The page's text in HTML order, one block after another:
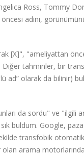
Ross, Tommy
adını,
[X]", "ameliyattan
tahminler, bir trans
ad” olarak da bilinir)
da sordu" ve "ilgili
buldum. Google, pazar
transfobik
arama motorlarında